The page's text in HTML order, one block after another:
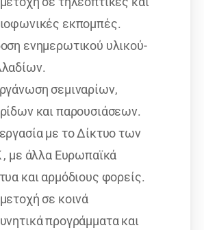
εκπομπές.
ενημερωτικού υλικού-
σεμιναρίων,
και παρουσιάσεων.
με το Δίκτυο των
, με άλλα Ευρωπαϊκά
και αρμόδιους φορείς.
σε κοινά
προγράμματα και